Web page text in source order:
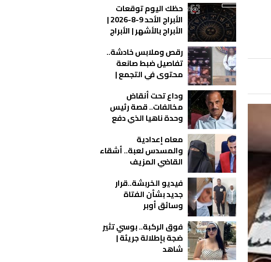
حظك اليوم توقعات
الأبراج الأحد 9-8-2026 |
الأبراج بالأشهر | الأبراج
تواريخ الأبراج | ترتيب
الأبراج
رقص وملابس خادشة..
تفاصيل ضبط صانعة
محتوى في التجمع |
وداع تحت أنقاض
مخالفات.. قصة رئيس
وحدة ناهيا الذي دفع
معاه إعدادية
والمسدس لعبة.. أشقاء
القاضي المزيف
صادمة
فيديو الخربشة..قرار
جديد بشأن الفتاة
وسائق أوبر
فوق الركبة.. بوسي تثير
ضجة بإطلالة جريئة |
شاهد